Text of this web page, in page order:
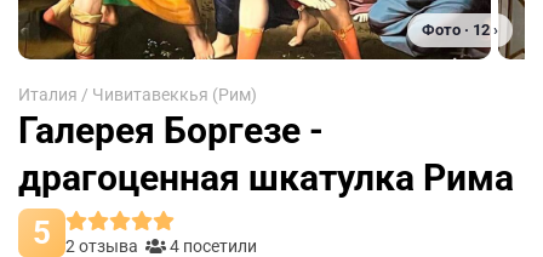
Фото · 12 ›
Италия / Чивитавеккья (Рим)
Галерея Боргезе -
драгоценная шкатулка Рима
5 2 отзыва 4 посетили